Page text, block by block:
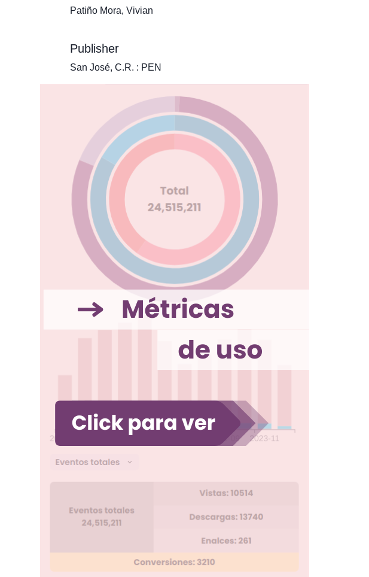
Patiño Mora, Vivian
Publisher
San José, C.R. : PEN